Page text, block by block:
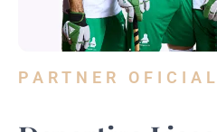
PARTNER OFICIAL